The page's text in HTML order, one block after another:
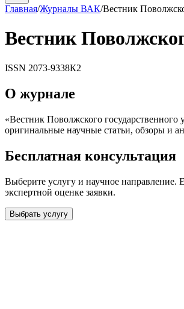
Главная/Журналы ВАК/Вестник
Вестник
ISSN 2073-9338К2
О журнале
«Вестник Поволжского
оригинальные научные статьи, обзоры и
Бесплатная консультация
Выберите услугу и научное направление.
экспертной оценке заявки.
Выбрать услугу